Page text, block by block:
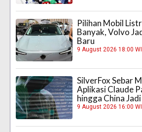
Pilihan Mobil
Banyak, Volvo
Baru
9 August 2026 18:00
SilverFox Sebar
Aplikasi Claude
hingga China
9 August 2026 16:00